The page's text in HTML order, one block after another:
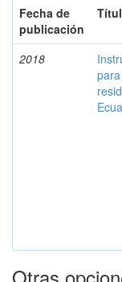
Fecha de
publicación
2018